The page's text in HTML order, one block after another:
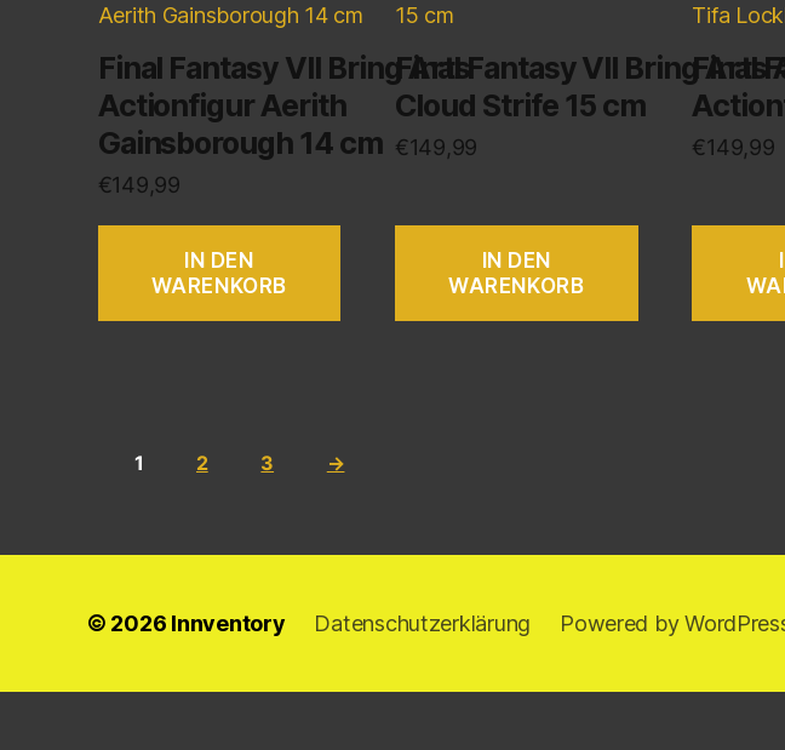
Final Fantasy VII Bring Arts
Actionfigur Aerith
Gainsborough 14 cm
€149,99
IN DEN
WARENKORB
Final Fantasy VII Bring Arts
Cloud Strife 15 cm
€149,99
IN DEN
WARENKORB
Final
€149,99
1 2 3 →
© 2026 Innventory Datenschutzerklärung Powered by